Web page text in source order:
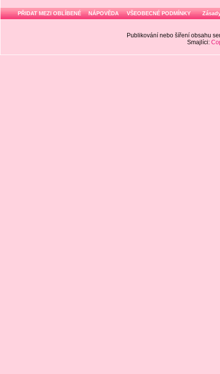
PŘIDAT MEZI OBLÍBENÉ NÁPOVĚDA VŠEOBECNÉ PODMÍNKY
Publikování nebo šíření obsahu
Smajlíci: